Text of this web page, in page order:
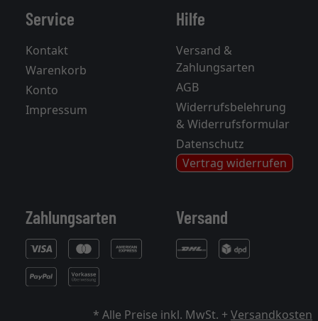
Service
Kontakt
Warenkorb
Konto
Impressum
Hilfe
Versand &
Zahlungsarten
AGB
Widerrufsbelehrung
& Widerrufsformular
Datenschutz
Vertrag widerrufen
Zahlungsarten Versand
* Alle Preise inkl. MwSt. +Versandkosten